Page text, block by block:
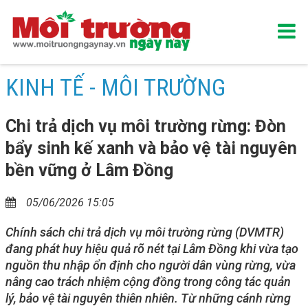
KINH TẾ - MÔI TRƯỜNG
Chi trả dịch vụ môi trường rừng: Đòn
bẩy sinh kế xanh và bảo vệ tài nguyên
bền vững ở Lâm Đồng
05/06/2026 15:05
Chính sách chi trả dịch vụ môi trường rừng (DVMTR)
đang phát huy hiệu quả rõ nét tại Lâm Đồng khi vừa tạo
nguồn thu nhập ổn định cho người dân vùng rừng, vừa
nâng cao trách nhiệm cộng đồng trong công tác quản
lý, bảo vệ tài nguyên thiên nhiên. Từ những cánh rừng